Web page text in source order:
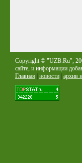
Copyright © "UZB.Ru",
сайте, и информации
Главная новости архив